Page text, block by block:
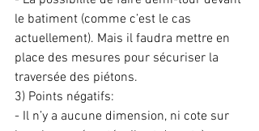
le batiment (comme c’est le cas
actuellement). Mais il faudra mettre en
place des mesures pour sécuriser la
traversée des piétons.
3) Points négatifs:
- Il n’y a aucune dimension, ni cote sur